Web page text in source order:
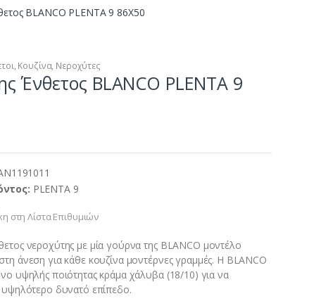
BLANCO PLENTA 9 86X50
, Κουζίνα, Νεροχύτες
Ένθετος BLANCO PLENTA 9
PLENTA 9
στη Λίστα Επιθυμιών
νεροχύτης με μία γούρνα της BLANCO μοντέλο
άνεση για κάθε κουζίνα μοντέρνες γραμμές. Η BLANCO
υψηλής ποιότητας κράμα χάλυβα (18/10) για να
υψηλότερο δυνατό επίπεδο.